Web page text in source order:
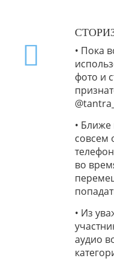
• Пока
фото и
• Ближе
совсем
во
• Из
аудио